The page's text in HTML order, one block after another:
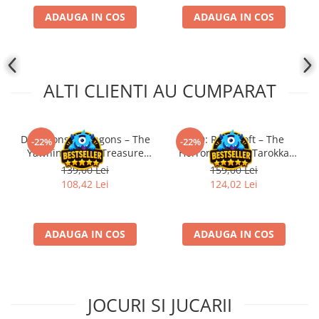
Disney Lorcana
Star Wars Unlimited
Neverrift TCG
Hololive
Magic The Gathering TCG
One Piece Card Game
altele
Final Fantasy
ADAUGA IN COS ADAUGA IN COS
ALTI CLIENTI AU CUMPARAT
-22%
Dungeons & Dragons – The
Yawning Portal Treasure
Pack
139,00 Lei
108,42 Lei
ADAUGA IN COS
-22%
D&D: Ravenloft – The
Horrors Within Tarokka
Deck
159,00 Lei
124,02 Lei
ADAUGA IN COS
JOCURI SI JUCARII